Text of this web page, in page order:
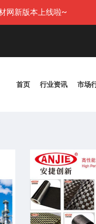
网新版本上线啦~
首页 行业资讯 市场